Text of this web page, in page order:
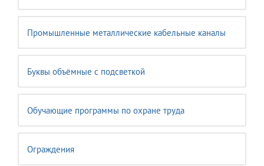
Промышленные металлические кабельные каналы
Буквы объёмные с подсветкой
Обучающие программы по охране труда
Ограждения